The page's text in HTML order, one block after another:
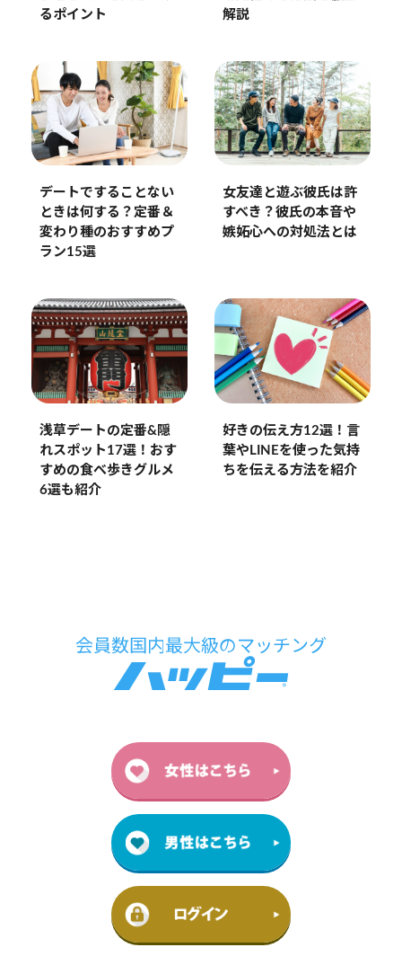
るポイント
解説
デートですることない
ときは何する？定番＆
変わり種のおすすめプ
ラン15選
女友達と遊ぶ彼氏は許
すべき？彼氏の本音や
嫉妬心への対処法とは
浅草デートの定番&隠
れスポット17選！おす
すめの食べ歩きグルメ
6選も紹介
好きの伝え方12選！言
葉やLINEを使った気持
ちを伝える方法を紹介